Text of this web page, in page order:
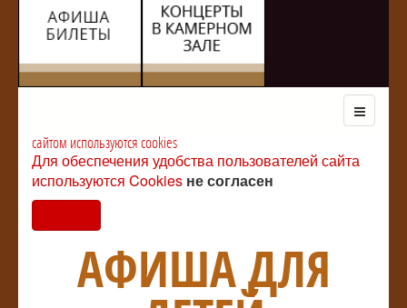
сайтом используются cookies
Для обеспечения удобства пользователей сайта
используются Cookies не согласен
АФИША ДЛЯ